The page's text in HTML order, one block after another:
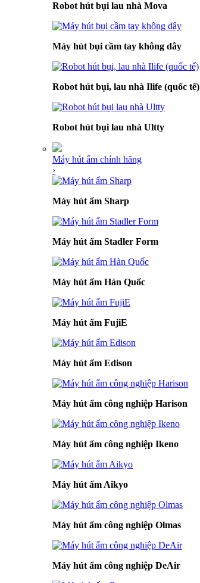
Robot hút bụi lau nhà Mova
Máy hút bụi cầm tay không dây
Robot hút bụi, lau nhà Ilife (quốc tế)
Robot hút bụi lau nhà Ultty
Máy hút ẩm chính hãng
›
Máy hút ẩm Sharp
Máy hút ẩm Stadler Form
Máy hút ẩm Hàn Quốc
Máy hút ẩm FujiE
Máy hút ẩm Edison
Máy hút ẩm công nghiệp Harison
Máy hút ẩm công nghiệp Ikeno
Máy hút ẩm Aikyo
Máy hút ẩm công nghiệp Olmas
Máy hút ẩm công nghiệp DeAir